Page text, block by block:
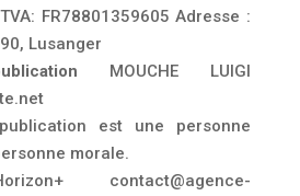
FR78801359605 Adresse :
Lusanger
MOUCHE LUIGI
est une personne
morale.
contact@agence-